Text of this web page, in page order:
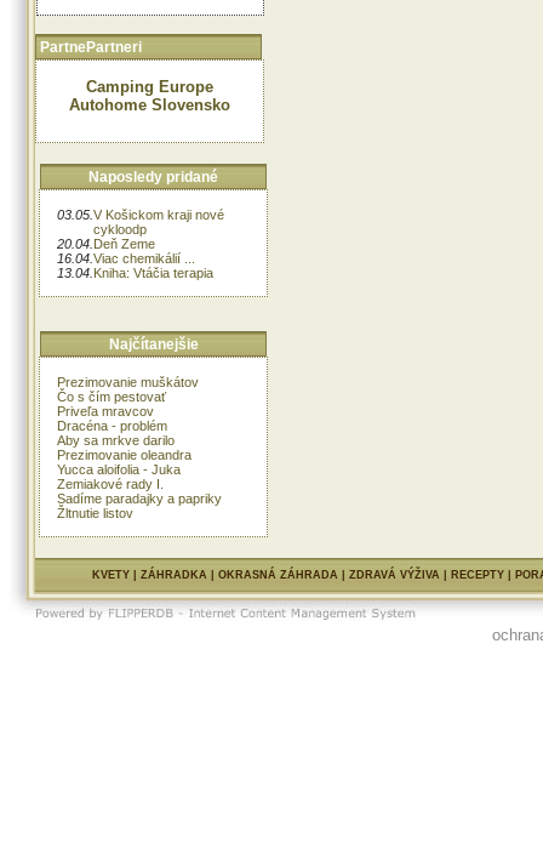
PartnePartneri
Camping Europe
Autohome Slovensko
Naposledy pridané
03.05. V Košickom kraji nové
cykloodp
20.04. Deň Zeme
16.04. Viac chemikálií ...
13.04. Kniha: Vtáčia terapia
Najčítanejšie
Prezimovanie muškátov
Čo s čím pestovať
Priveľa mravcov
Dracéna - problém
Aby sa mrkve darilo
Prezimovanie oleandra
Yucca aloifolia - Juka
Zemiakové rady I.
Sadíme paradajky a papriky
Žltnutie listov
KVETY| ZÁHRADKA| OKRASNÁ ZÁHRADA| ZDRAVÁ VÝŽIVA| RECEPTY|